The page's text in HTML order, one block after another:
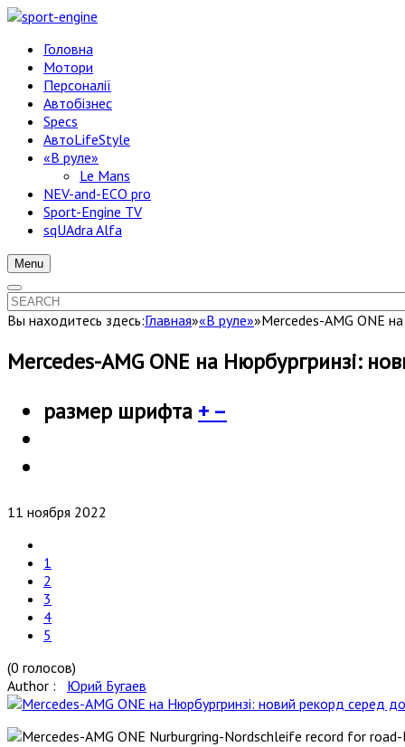
Головна
Мотори
Персоналії
Автобізнес
Specs
АвтоLifeStyle
«В руле»
Le Mans
NEV-and-ECO pro
Sport-Engine TV
sqUAdra Alfa
Menu
Вы находитесь здесь:Главная»«В руле»»Mercedes-AMG ONE
Mercedes-AMG ONE на Нюрбургринзі:
размер шрифта + –
11 ноября 2022
1
2
3
4
5
(0 голосов)
Author : Юрий Бугаев